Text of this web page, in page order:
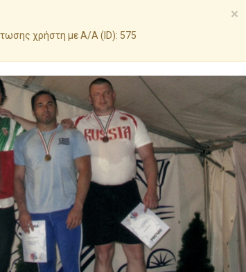
×
χρήστη με Α/Α (ID): 575